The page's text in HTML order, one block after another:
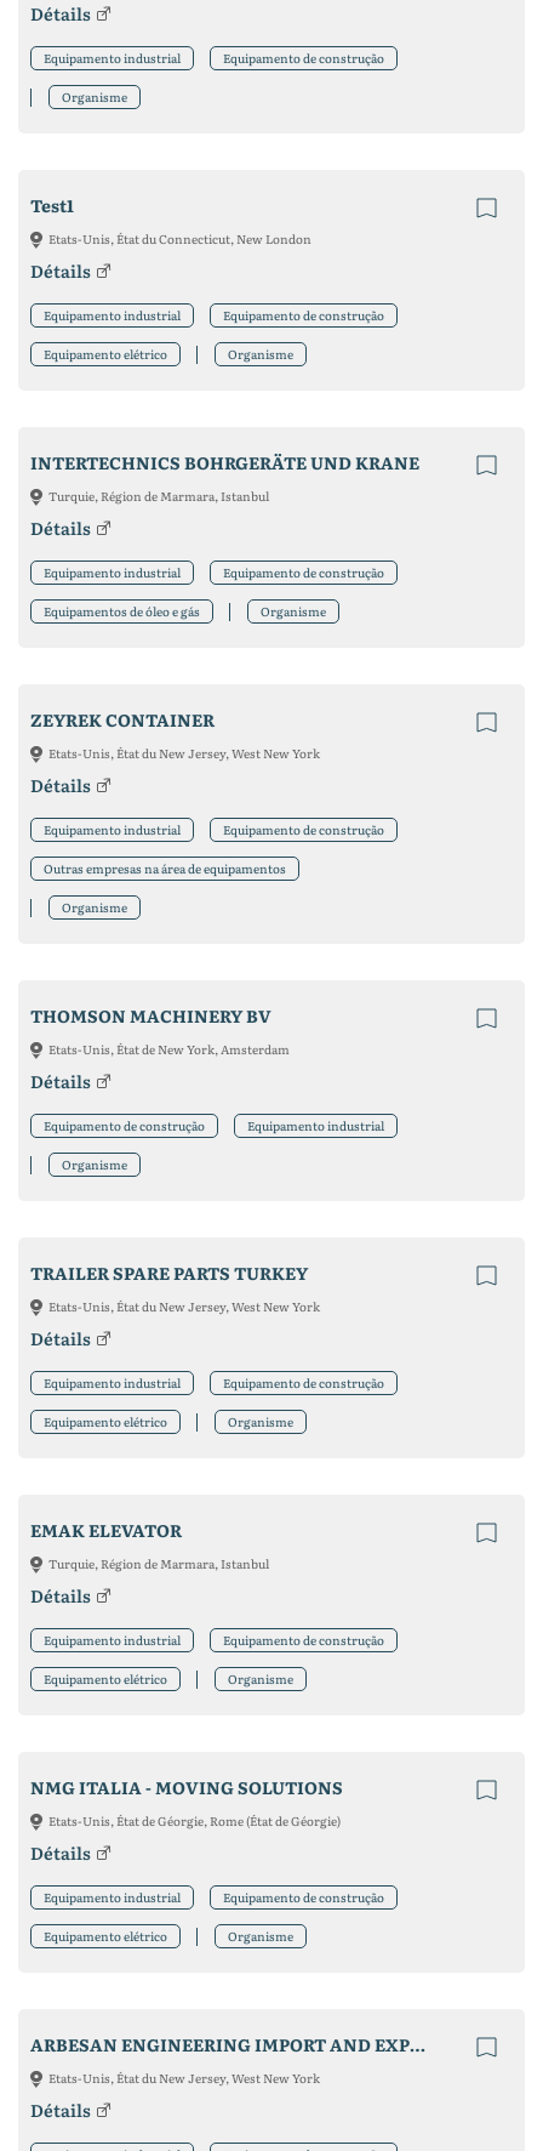
Détails
Equipamento industrial Equipamento de construção
Organisme
Test1
Etats-Unis, État du Connecticut, New London
Détails
Equipamento industrial Equipamento de construção
Equipamento elétrico Organisme
INTERTECHNICS BOHRGERÄTE UND KRANE
Turquie, Région de Marmara, Istanbul
Détails
Equipamento industrial Equipamento de construção
Equipamentos de óleo e gás Organisme
ZEYREK CONTAINER
Etats-Unis, État du New Jersey, West New York
Détails
Equipamento industrial Equipamento de construção
Outras empresas na área de equipamentos
Organisme
THOMSON MACHINERY BV
Etats-Unis, État de New York, Amsterdam
Détails
Equipamento de construção Equipamento industrial
Organisme
TRAILER SPARE PARTS TURKEY
Etats-Unis, État du New Jersey, West New York
Détails
Equipamento industrial Equipamento de construção
Equipamento elétrico Organisme
EMAK ELEVATOR
Turquie, Région de Marmara, Istanbul
Détails
Equipamento industrial Equipamento de construção
Equipamento elétrico Organisme
NMG ITALIA - MOVING SOLUTIONS
Etats-Unis, État de Géorgie, Rome (État de Géorgie)
Détails
Equipamento industrial Equipamento de construção
Equipamento elétrico Organisme
ARBESAN ENGINEERING IMPORT AND EXPORT LTD
Etats-Unis, État du New Jersey, West New York
Détails